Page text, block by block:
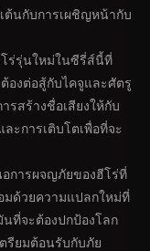
ต้นกับการเผชิญหน้ากับ
โร่รุ่นใหม่ในซีรี่ส์นี้ที่
องต่อสู้กับไคจูและศัตรู
รสร้างชื่อเสียงให้กับ
ละการเติบโตเพื่อที่จะ
การผจญภัยของฮีโร่ที่
มด้วยความแปลกใหม่ที่
ที่จะต้องปกป้องโลก
รียมต้อนรับกับภัย